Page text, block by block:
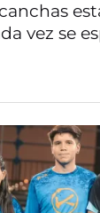
vez se